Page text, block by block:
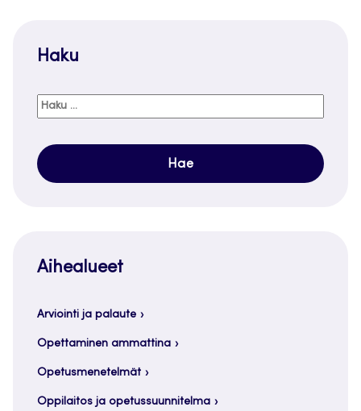
Haku
Haku:
Aihealueet
Arviointi ja palaute
Opettaminen ammattina
Opetusmenetelmät
Oppilaitos ja opetussuunnitelma